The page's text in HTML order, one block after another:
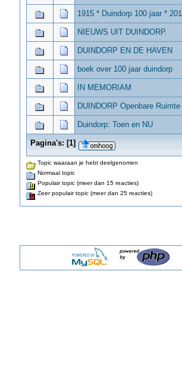
1915 * Duindorp 100 jaar *
NIEUWS UIT DUINDORP.
DUINDORP EN DE HAVEN
boek over 100 jaar duindorp
IN MEMORIAM
DUINDORP Openbare
Duindorp: Toen en NU
Pagina's:[1]
Topic waaraan je hebt deelgenomen
Normaal topic
Populair topic (meer dan 15 reacties)
Zeer populair topic (meer dan 25 reacties)